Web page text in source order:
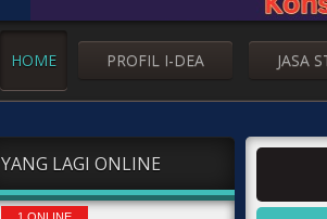
HOME PROFIL I-DEA JASA
YANG LAGI ONLINE